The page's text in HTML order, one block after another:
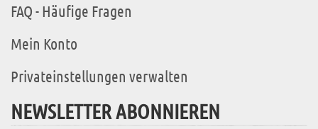
FAQ - Häufige Fragen
Mein Konto
Privateinstellungen verwalten
NEWSLETTER ABONNIEREN